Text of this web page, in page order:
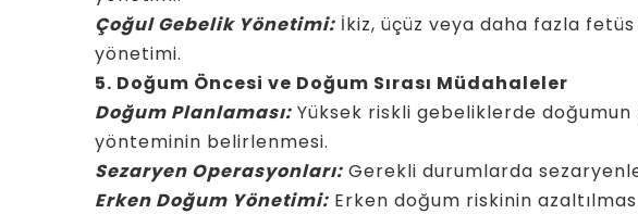
Çoğul Gebelik Yönetimi: İkiz, üçüz veya daha fazla
yönetimi.
5. Doğum Öncesi ve Doğum Sırası Müdahaleler
Doğum Planlaması: Yüksek riskli gebeliklerde
yönteminin belirlenmesi.
Sezaryen Operasyonları: Gerekli durumlarda
Erken Doğum Yönetimi: Erken doğum riskinin